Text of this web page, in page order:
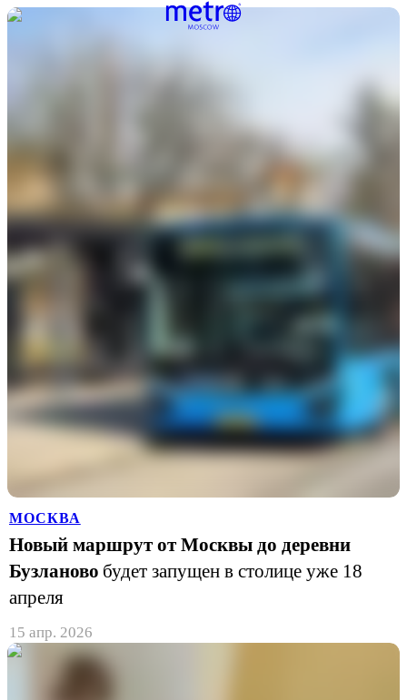
МОСКВА
Новый маршрут от Москвы до деревни
Бузланово будет запущен в столице уже 18
апреля
15 апр. 2026